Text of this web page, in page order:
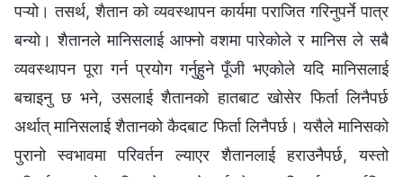
पऱ्यो। तसर्थ, शैतान को व्यवस्थापन कार्यमा पराजित गरिनुपर्ने पात्र
बन्यो। शैतानले मानिसलाई आफ्नो वशमा पारेकोले र मानिस ले सबै
व्यवस्थापन पूरा गर्न प्रयोग गर्नुहुने पूँजी भएकोले यदि मानिसलाई
बचाइनु छ भने, उसलाई शैतानको हातबाट खोसेर फिर्ता लिनैपर्छ
अर्थात् मानिसलाई शैतानको कैदबाट फिर्ता लिनैपर्छ। यसैले मानिसको
पुरानो स्वभावमा परिवर्तन ल्याएर शैतानलाई हराउनैपर्छ, यस्तो